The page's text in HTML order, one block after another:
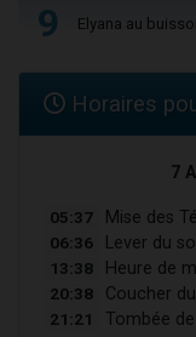
9 Elyana au
Horaires
7
05:37 Mise des
06:36 Lever du
13:38 Heure de
20:38 Coucher
21:21 Tombée